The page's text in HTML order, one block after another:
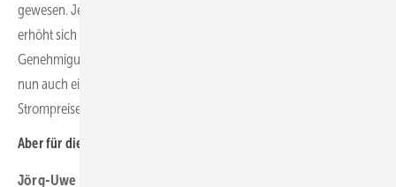
gewesen. Jeder Bewerber hat einen Zuschlag bekommen. Jetzt
erhöht sich die Nachfrage und es kommen verstärkt neue
Genehmigungen. Insofern könnte die Windfinanzierung über PPA
nun auch ein neuer Trend werden. Dies insbesondere wenn die
Strompreise weiterhin so hoch bleiben.
Aber für die PPA-Finanzierung ist es doch erstmal besser, oder?
Jörg-Uwe Fischer: